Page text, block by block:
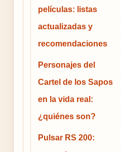
películas: listas
actualizadas y
recomendaciones
Personajes del
Cartel de los Sapos
en la vida real:
¿quiénes son?
Pulsar RS 200: